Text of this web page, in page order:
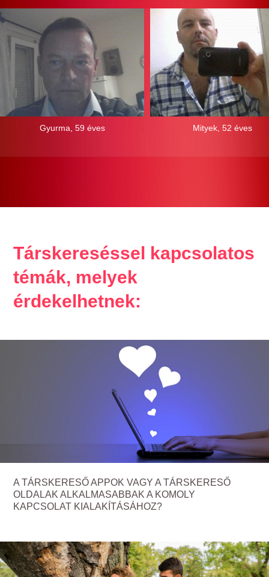
Gyurma, 59 éves Mityek, 52 éves
Társkereséssel kapcsolatos
témák, melyek
érdekelhetnek:
A TÁRSKERESŐ APPOK VAGY A TÁRSKERESŐ
OLDALAK ALKALMASABBAK A KOMOLY
KAPCSOLAT KIALAKÍTÁSÁHOZ?